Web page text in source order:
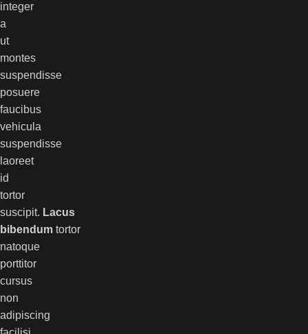
integer
a
ut
montes
suspendisse
posuere
faucibus
vehicula
suspendisse
laoreet
id
tortor
suscipit. Lacus
bibendum tortor
natoque
porttitor
cursus
non
adipiscing